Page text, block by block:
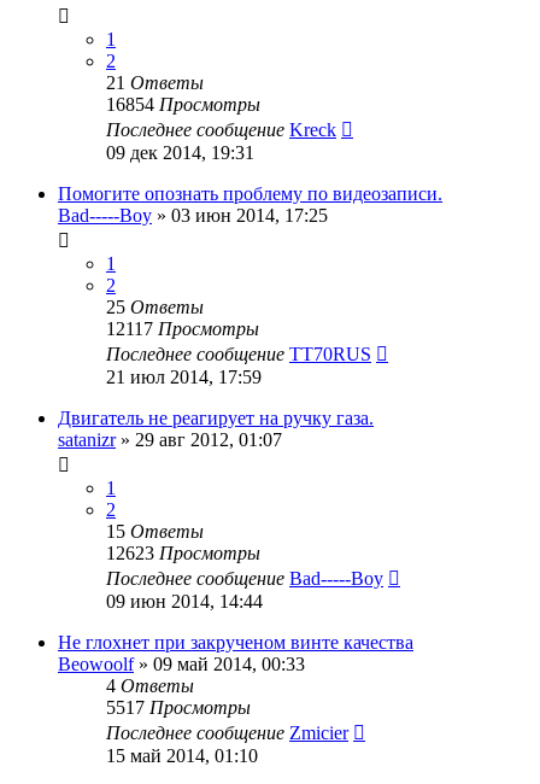
1
2
21 Ответы
16854 Просмотры
Последнее сообщение Kreck
09 дек 2014, 19:31
Помогите опознать проблему по видеозаписи.
Bad-----Boy » 03 июн 2014, 17:25
1
2
25 Ответы
12117 Просмотры
Последнее сообщение TT70RUS
21 июл 2014, 17:59
Двигатель не реагирует на ручку газа.
satanizr» 29 авг 2012, 01:07
1
2
15 Ответы
12623 Просмотры
Последнее сообщение Bad-----Boy
09 июн 2014, 14:44
Не глохнет при закрученом винте качества
Beowoolf» 09 май 2014, 00:33
4 Ответы
5517 Просмотры
Последнее сообщение Zmicier
15 май 2014, 01:10